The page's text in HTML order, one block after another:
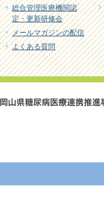
総合管理医療機関認
定・更新研修会
メールマガジンの配信
よくある質問